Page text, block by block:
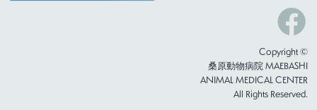
Copyright ©
桑原動物病院 MAEBASHI
ANIMAL MEDICAL CENTER
All Rights Reserved.